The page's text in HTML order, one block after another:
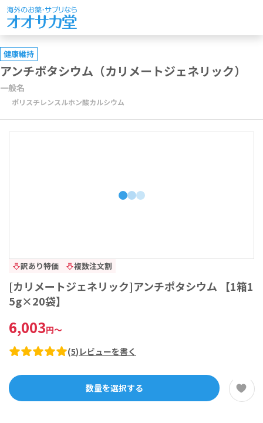
健康維持
アンチポタシウム（カリメートジェネリック）
一般名
ポリスチレンスルホン酸カルシウム
訳あり特価 複数注文割
[カリメートジェネリック]アンチポタシウム 【1箱1
5g×20袋】
6,003円～
(5) レビューを書く
数量を選択する